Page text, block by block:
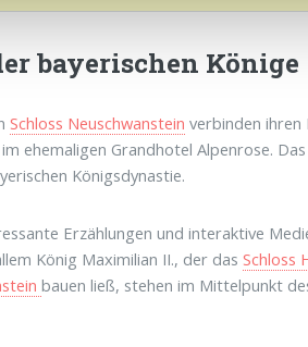
bayerischen Könige
Schloss Neuschwanstein verbinden ihren
ehemaligen Grandhotel Alpenrose.
Königsdynastie.
Erzählungen und interaktive
König Maximilian II., der dasSchloss
bauen ließ, stehen im Mittelpunkt